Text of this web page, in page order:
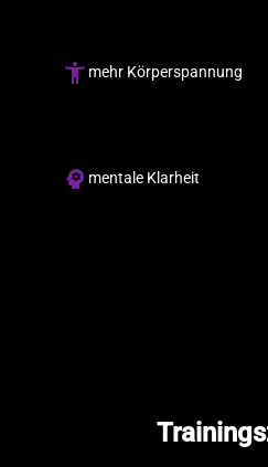
accessibility_new mehr Körperspannung
psychology mentale Klarheit